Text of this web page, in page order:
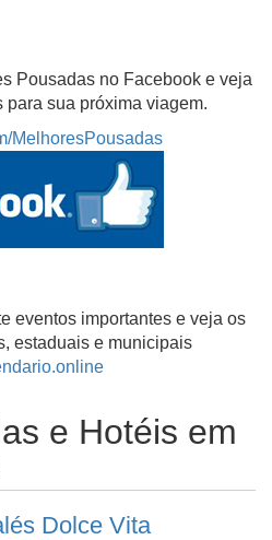
Pousadas no Facebook e veja
para sua próxima viagem.
MelhoresPousadas
eventos importantes e veja os
estaduais e municipais
e Hotéis em
Dolce Vita